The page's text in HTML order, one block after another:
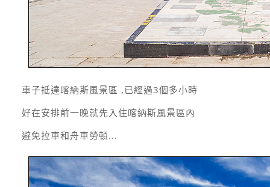
車子抵達喀納斯風景區 ,已經過3個多小時
好在安排前一晚就先入住喀納斯風景區內
避免拉車和舟車勞頓...